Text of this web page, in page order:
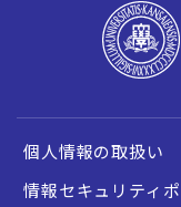
個人情報の取扱い
情報セキュリティ